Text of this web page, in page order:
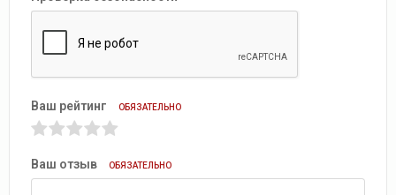
Ваш рейтинг ОБЯЗАТЕЛЬНО
Ваш отзыв ОБЯЗАТЕЛЬНО